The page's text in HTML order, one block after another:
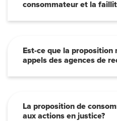
consommateur et la
Est-ce que la
appels des agences de
La proposition de
aux actions en justice?